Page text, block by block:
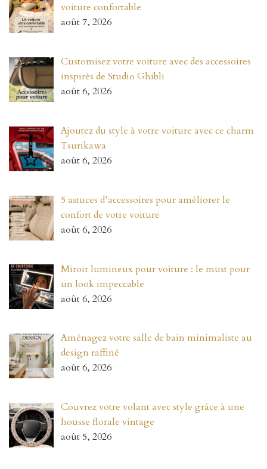
voiture confortable
août 7, 2026
Customisez votre voiture avec des accessoires
inspirés de Studio Ghibli
août 6, 2026
Ajoutez du style à votre voiture avec ce charm
Tsurikawa
août 6, 2026
5 astuces d’accessoires pour améliorer le
confort de votre voiture
août 6, 2026
Miroir lumineux pour voiture : le must pour
un look impeccable
août 6, 2026
Aménagez votre salle de bain minimaliste au
design raffiné
août 6, 2026
Couvrez votre volant avec style grâce à une
housse florale vintage
août 5, 2026